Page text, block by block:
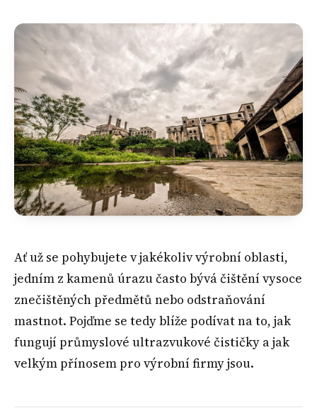
Ať už se pohybujete v jakékoliv výrobní oblasti,
jedním z kamenů úrazu často bývá čištění vysoce
znečištěných předmětů nebo odstraňování
mastnot. Pojďme se tedy blíže podívat na to, jak
fungují průmyslové ultrazvukové čističky a jak
velkým přínosem pro výrobní firmy jsou.